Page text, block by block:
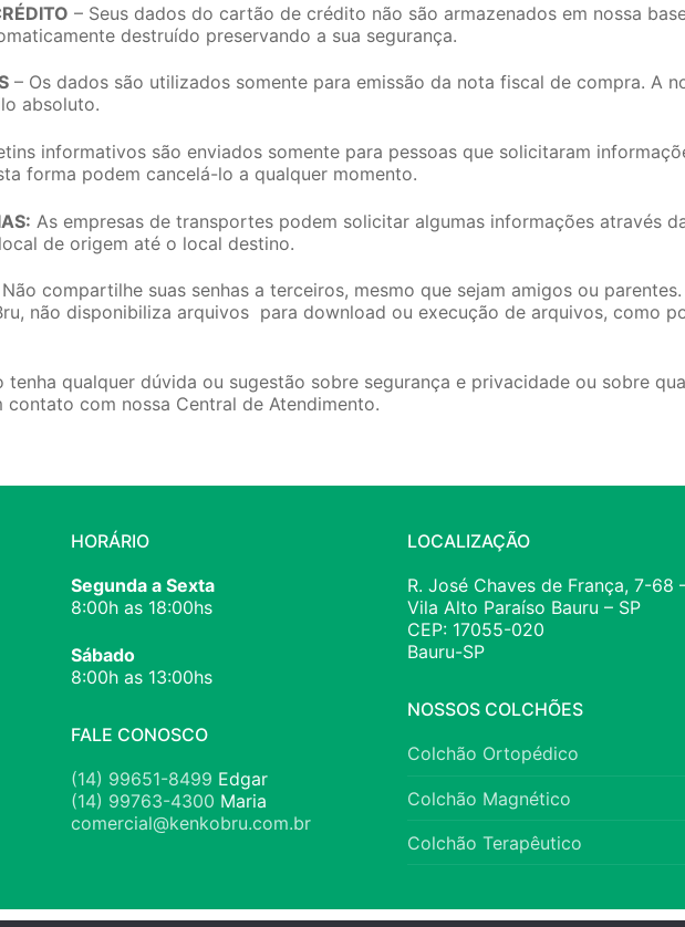
– Seus dados do cartão de crédito não são armazenados em nossa
destruído preservando a sua segurança.
– Os dados são utilizados somente para emissão da nota fiscal de compra. A
absoluto.
informativos são enviados somente para pessoas que solicitaram
forma podem cancelá-lo a qualquer momento.
As empresas de transportes podem solicitar algumas informações através
de origem até o local destino.
Não compartilhe suas senhas a terceiros, mesmo que sejam amigos ou
não disponibiliza arquivos para download ou execução de arquivos, como
tenha qualquer dúvida ou sugestão sobre segurança e privacidade ou sobre
com nossa Central de Atendimento.
HORÁRIO
Segunda a Sexta
8:00h as 18:00hs
Sábado
8:00h as 13:00hs
FALE CONOSCO
(14) 99651-8499 Edgar
(14) 99763-4300 Maria
comercial@kenkobru.com.br
LOCALIZAÇÃO
R. José Chaves de França, 7-68
Vila Alto Paraíso Bauru – SP
CEP: 17055-020
Bauru-SP
NOSSOS COLCHÕES
Colchão Ortopédico
Colchão Magnético
Colchão Terapêutico